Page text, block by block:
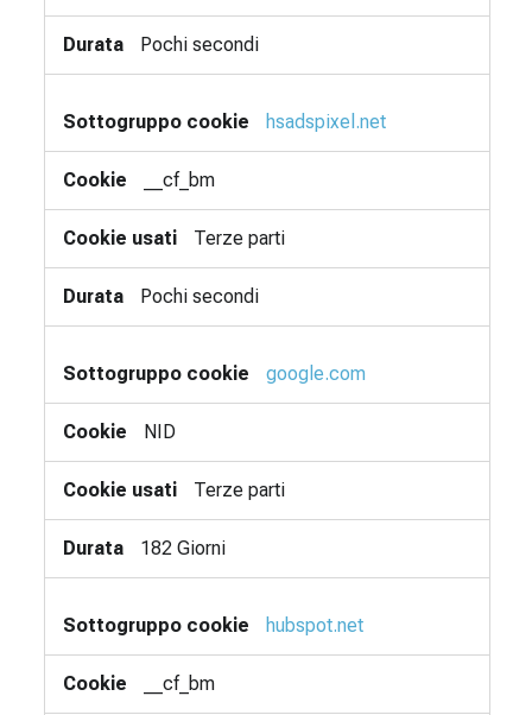
Pochi secondi
hsadspixel.net
__cf_bm
Terze parti
Pochi secondi
google.com
NID
Terze parti
182 Giorni
hubspot.net
__cf_bm